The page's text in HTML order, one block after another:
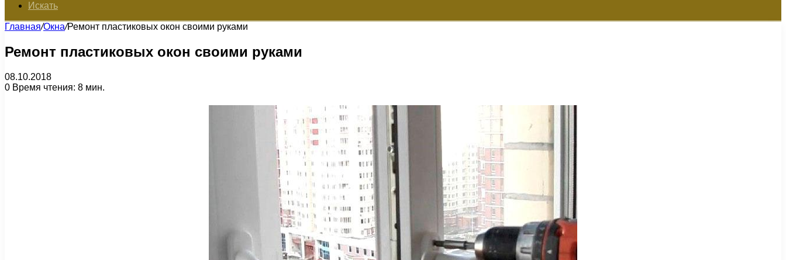
Искать
Главная/Окна/Ремонт пластиковых окон своими руками
Ремонт пластиковых окон своими руками
08.10.2018
0 Время чтения: 8 мин.